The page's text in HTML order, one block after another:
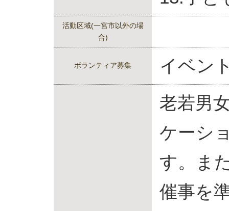
活動区域(一宮市以外の場
合)
ボランティア募集 イベン
老若男
ケーシ
す。ま
催事を